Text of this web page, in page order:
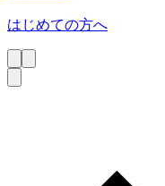
はじめての方へ